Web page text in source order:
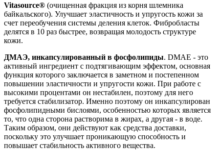
Vitasource® (очищенная фракция из корня шлемника
байкальского). Улучшает эластичность и упругость кожи за
счет переобучения системы деления клеток. Фибробласты
делятся в 10 раз быстрее, возвращая молодость структуре
кожи.
ДМАЭ, инкапсулированный в фосфолипиды. DMAE - это
активный ингредиент с подтягивающим эффектом, основная
функция которого заключается в заметном и постепенном
повышении эластичности и упругости кожи. При работе с
высокими процентами он нестабилен, поэтому для него
требуется стабилизатор. Именно поэтому он инкапсулирован
фосфолипидными бислоями, особенностью которых является
то, что одна сторона растворима в жирах, а другая - в воде.
Таким образом, они действуют как средства доставки,
поскольку это улучшает проникающую способность и
повышает стабильность активного вещества.